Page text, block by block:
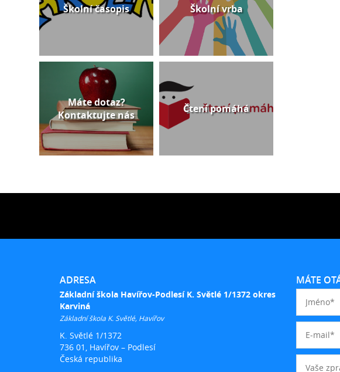
Školní časopis Školní vrba
Máte dotaz?
Kontaktujte nás
Čtení pomáhá
ADRESA
Základní škola Havířov-Podlesí K. Světlé 1/1372 okres
Karviná
Základní škola K. Světlé, Havířov
K. Světlé 1/1372
736 01, Havířov – Podlesí
Česká republika
MÁTE